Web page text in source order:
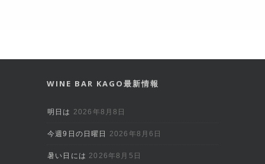
WINE BAR KAGO最新情報
明日は 2026年8月8日
今週9日の日曜日 2026年8月6日
暑い日には 2026年8月5日